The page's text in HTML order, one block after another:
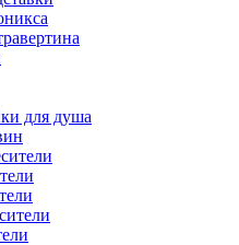
для душа